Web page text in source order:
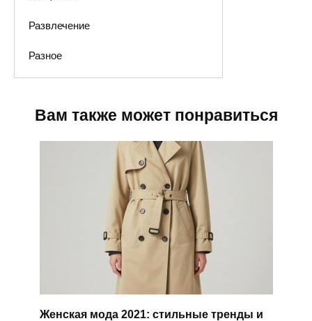
Развлечение
Разное
Вам также может понравиться
Женская мода 2021: стильные тренды и